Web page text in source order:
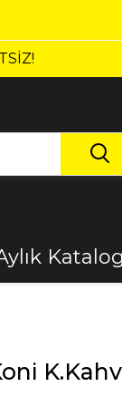
Aletler
Katalog